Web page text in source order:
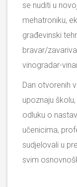
se nuditi u
mehatroniku,
građevinski
bravar/
vinogradar-
Dan otvorenih
upoznaju
odluku o
učenicima,
sudjelovali u
svim